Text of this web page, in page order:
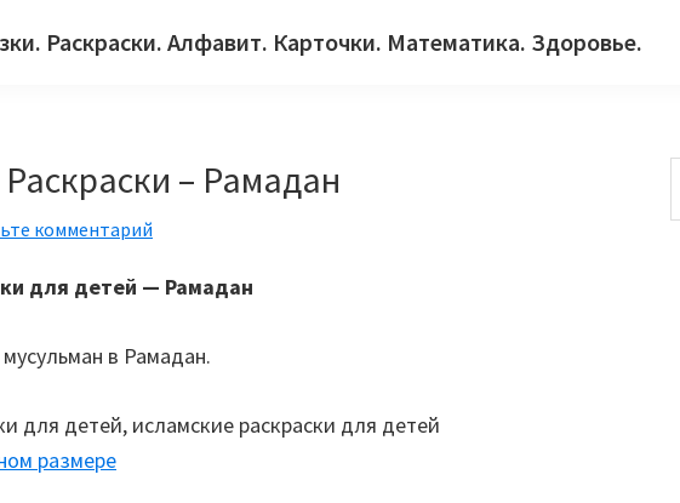
Раскраски. Алфавит. Карточки. Математика. Здоровье.
– Рамадан
комментарий
для детей — Рамадан
в Рамадан.
размере